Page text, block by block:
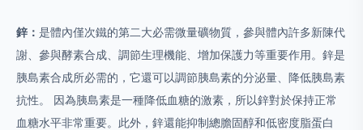
鋅： 是體內僅次鐵的第二大必需微量礦物質，參與體內許多新陳代
謝、參與酵素合成、調節生理機能、增加保護力等重要作用。鋅是
胰島素合成所必需的，它還可以調節胰島素的分泌量、降低胰島素
抗性。 因為胰島素是一種降低血糖的激素，所以鋅對於保持正常
血糖水平非常重要。此外，鋅還能抑制總膽固醇和低密度脂蛋白